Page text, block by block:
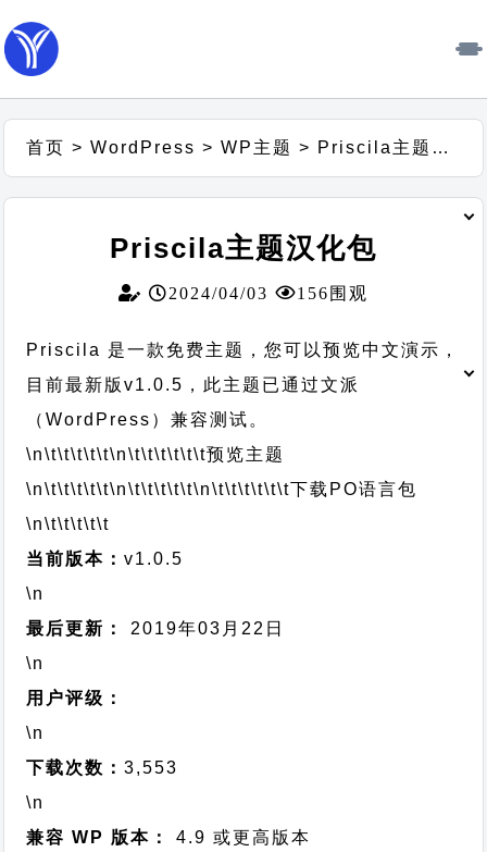
首页 >WordPress >WP主题 > Priscila主题汉化包
Priscila主题汉化包
2024/04/03 156围观
Priscila 是一款免费主题，您可以预览中文演示，
目前最新版v1.0.5，此主题已通过文派
（WordPress）兼容测试。
\n\t\t\t\t\t\n\t\t\t\t\t\t预览主题
\n\t\t\t\t\t\n\t\t\t\t\t\n\t\t\t\t\t\t下载PO语言包
\n\t\t\t\t\t
当前版本：v1.0.5
\n
最后更新：
2019年03月22日
\n
用户评级：
\n
下载次数：3,553
\n
兼容 WP 版本：
4.9 或更高版本